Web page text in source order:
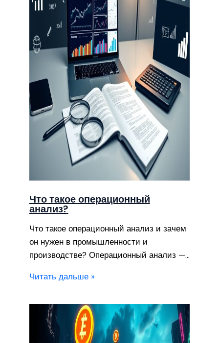
Что такое операционный
анализ?
Что такое операционный анализ и зачем
он нужен в промышленности и
производстве? Операционный анализ —…
Читать дальше »